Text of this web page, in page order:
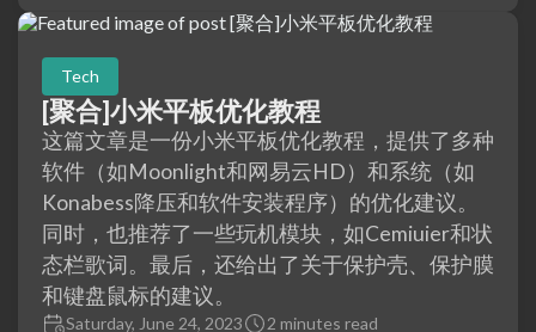
Tech
[聚合]小米平板优化教程
这篇文章是一份小米平板优化教程，提供了多种
软件（如Moonlight和网易云HD）和系统（如
Konabess降压和软件安装程序）的优化建议。
同时，也推荐了一些玩机模块，如Cemiuier和状
态栏歌词。最后，还给出了关于保护壳、保护膜
和键盘鼠标的建议。
Saturday, June 24, 2023 2 minutes read